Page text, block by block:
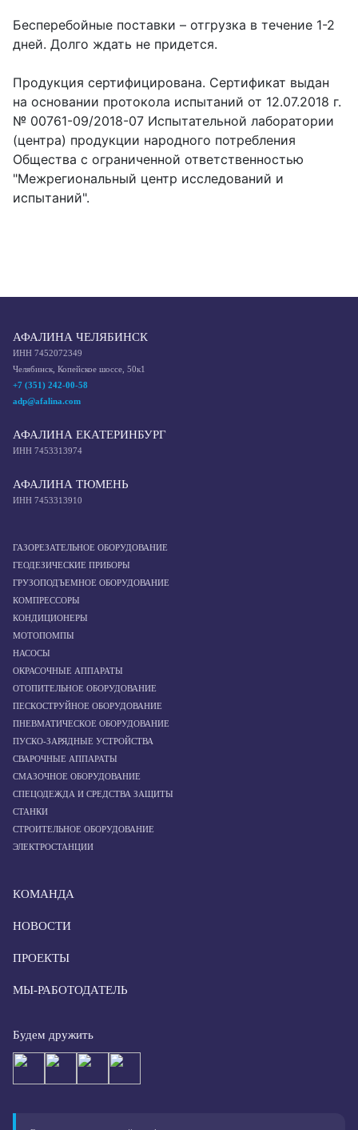
Бесперебойные поставки – отгрузка в течение 1-2
дней. Долго ждать не придется.
Продукция сертифицирована. Сертификат выдан
на основании протокола испытаний от 12.07.2018 г.
№ 00761-09/2018-07 Испытательной лаборатории
(центра) продукции народного потребления
Общества с ограниченной ответственностью
"Межрегиональный центр исследований и
испытаний".
АФАЛИНА ЧЕЛЯБИНСК
ИНН 7452072349
Челябинск, Копейское шоссе, 50к1
+7 (351) 242-00-58
adp@afalina.com
АФАЛИНА ЕКАТЕРИНБУРГ
ИНН 7453313974
АФАЛИНА ТЮМЕНЬ
ИНН 7453313910
ГАЗОРЕЗАТЕЛЬНОЕ ОБОРУДОВАНИЕ
ГЕОДЕЗИЧЕСКИЕ ПРИБОРЫ
ГРУЗОПОДЪЕМНОЕ ОБОРУДОВАНИЕ
КОМПРЕССОРЫ
КОНДИЦИОНЕРЫ
МОТОПОМПЫ
НАСОСЫ
ОКРАСОЧНЫЕ АППАРАТЫ
ОТОПИТЕЛЬНОЕ ОБОРУДОВАНИЕ
ПЕСКОСТРУЙНОЕ ОБОРУДОВАНИЕ
ПНЕВМАТИЧЕСКОЕ ОБОРУДОВАНИЕ
ПУСКО-ЗАРЯДНЫЕ УСТРОЙСТВА
СВАРОЧНЫЕ АППАРАТЫ
СМАЗОЧНОЕ ОБОРУДОВАНИЕ
СПЕЦОДЕЖДА И СРЕДСТВА ЗАЩИТЫ
СТАНКИ
СТРОИТЕЛЬНОЕ ОБОРУДОВАНИЕ
ЭЛЕКТРОСТАНЦИИ
КОМАНДА
НОВОСТИ
ПРОЕКТЫ
МЫ-РАБОТОДАТЕЛЬ
Будем дружить